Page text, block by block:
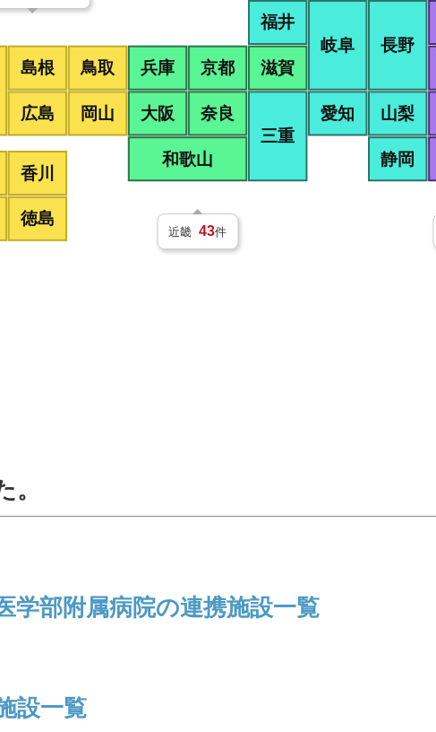
近畿 43件
福井
岐阜 長野
愛知 山梨
静岡
三重
滋賀
京都
兵庫
奈良
大阪
和歌山
鳥取
岡山
島根
広島
香川
徳島
部附属病院の連携施設一覧
設一覧